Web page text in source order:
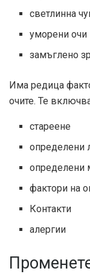
светлинна
уморени очи
замъглено
Има редица
очите. Те
стареене
определени
определени
фактори на
Контакти
алергии